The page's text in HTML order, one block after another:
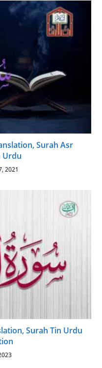
Surah Asr
Urdu
2021
Surah Tin Urdu